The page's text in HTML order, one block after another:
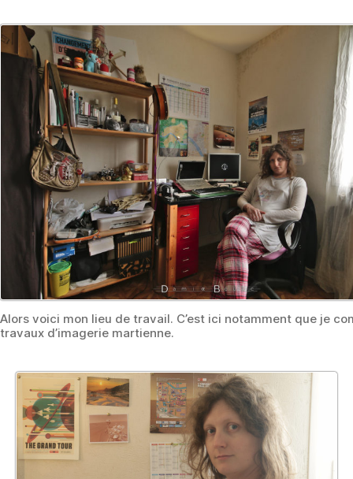
Alors voici mon lieu de travail. C’est ici notamment que je
travaux d’imagerie martienne.